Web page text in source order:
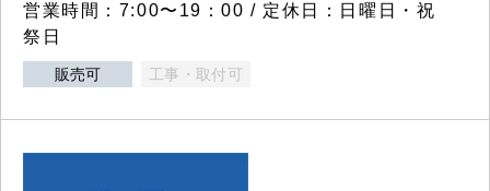
営業時間：7:00〜19：00 / 定休日：日曜日・祝
祭日
販売可 工事・取付可